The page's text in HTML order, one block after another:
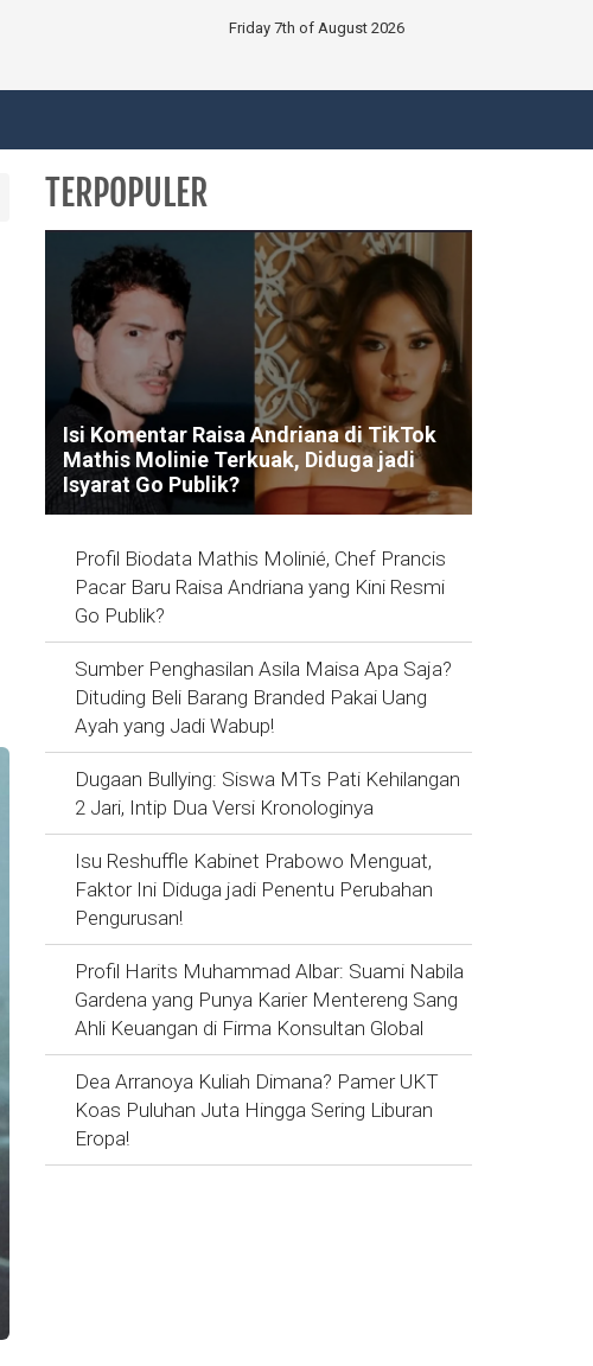
Friday 7th of August 2026
TERPOPULER
Isi Komentar Raisa Andriana di TikTok
Mathis Molinie Terkuak, Diduga jadi
Isyarat Go Publik?
Profil Biodata Mathis Molinié, Chef Prancis
Pacar Baru Raisa Andriana yang Kini Resmi
Go Publik?
Sumber Penghasilan Asila Maisa Apa Saja?
Dituding Beli Barang Branded Pakai Uang
Ayah yang Jadi Wabup!
Dugaan Bullying: Siswa MTs Pati Kehilangan
2 Jari, Intip Dua Versi Kronologinya
Isu Reshuffle Kabinet Prabowo Menguat,
Faktor Ini Diduga jadi Penentu Perubahan
Pengurusan!
Profil Harits Muhammad Albar: Suami Nabila
Gardena yang Punya Karier Mentereng Sang
Ahli Keuangan di Firma Konsultan Global
Dea Arranoya Kuliah Dimana? Pamer UKT
Koas Puluhan Juta Hingga Sering Liburan
Eropa!